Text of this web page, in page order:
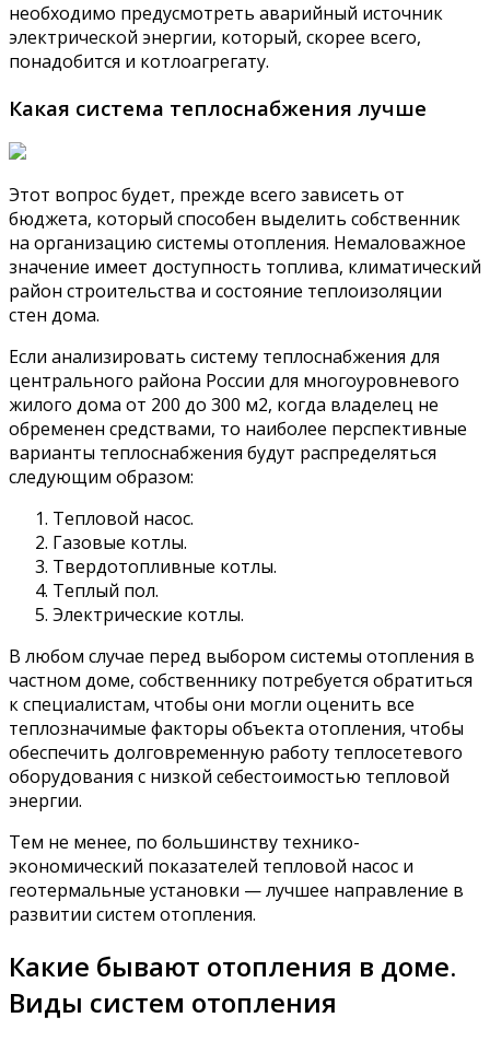
необходимо предусмотреть аварийный источник
электрической энергии, который, скорее всего,
понадобится и котлоагрегату.
Какая система теплоснабжения лучше
Этот вопрос будет, прежде всего зависеть от
бюджета, который способен выделить собственник
на организацию системы отопления. Немаловажное
значение имеет доступность топлива, климатический
район строительства и состояние теплоизоляции
стен дома.
Если анализировать систему теплоснабжения для
центрального района России для многоуровневого
жилого дома от 200 до 300 м2, когда владелец не
обременен средствами, то наиболее перспективные
варианты теплоснабжения будут распределяться
следующим образом:
Тепловой насос.
Газовые котлы.
Твердотопливные котлы.
Теплый пол.
Электрические котлы.
В любом случае перед выбором системы отопления в
частном доме, собственнику потребуется обратиться
к специалистам, чтобы они могли оценить все
теплозначимые факторы объекта отопления, чтобы
обеспечить долговременную работу теплосетевого
оборудования с низкой себестоимостью тепловой
энергии.
Тем не менее, по большинству технико-
экономический показателей тепловой насос и
геотермальные установки — лучшее направление в
развитии систем отопления.
Какие бывают отопления в доме.
Виды систем отопления